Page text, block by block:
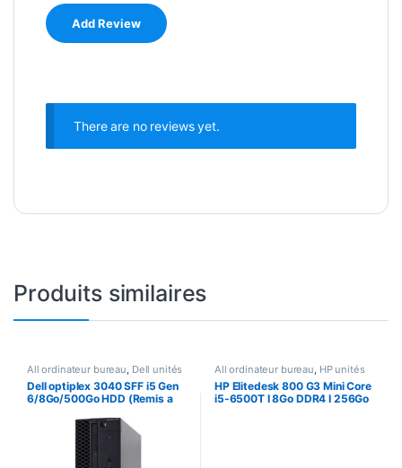
There are no reviews yet.
Produits similaires
All ordinateur bureau, Dell unités
centrales Ordinateur bureau,
Unités centrales
Dell optiplex 3040 SFF i5 Gen
6/8Go/500Go HDD (Remis a
All ordinateur bureau, HP unités
centrales , Ordinateur bureau,
Unités centrales
HP Elitedesk 800 G3 Mini Core
i5-6500T I 8Go DDR4 I 256Go